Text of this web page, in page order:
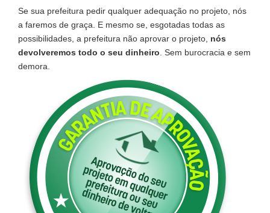
Se sua prefeitura pedir qualquer adequação no projeto, nós
a faremos de graça. E mesmo se, esgotadas todas as
possibilidades, a prefeitura não aprovar o projeto, nós
devolveremos todo o seu dinheiro . Sem burocracia e sem
demora.